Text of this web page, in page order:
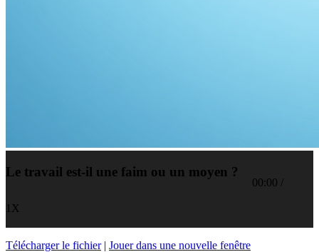
Le travail est-il une faim ou un moyen ?
00:00 /
1X
Télécharger le fichier| Jouer dans une nouvelle fenêtre